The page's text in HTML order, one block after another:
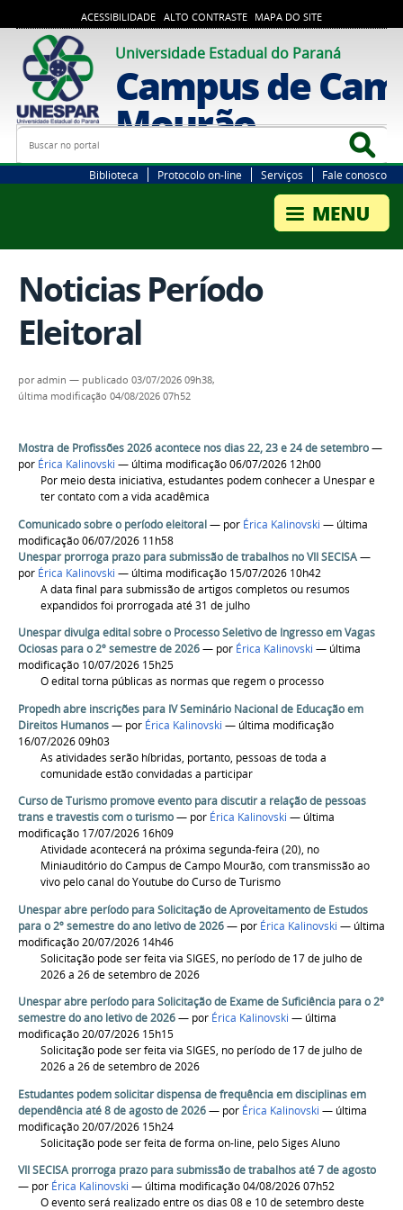
ACESSIBILIDADE ALTO CONTRASTE MAPA DO SITE
Universidade Estadual do Paraná
Campus de
Mourão
Busca
Biblioteca Protocolo on-line Serviços Fale conosco
Noticias Período
Eleitoral
poradmin — publicado 03/07/2026 09h38,
última modificação 04/08/2026 07h52
Mostra de Profissões 2026 acontece nos dias 22, 23 e 24 de setembro—
por Érica Kalinovski — última modificação 06/07/2026 12h00
Por meio desta iniciativa, estudantes podem conhecer a Unespar e
ter contato com a vida acadêmica
Comunicado sobre o período eleitoral— por Érica Kalinovski — última
modificação 06/07/2026 11h58
Unespar prorroga prazo para submissão de trabalhos no VII SECISA—
por Érica Kalinovski — última modificação 15/07/2026 10h42
A data final para submissão de artigos completos ou resumos
expandidos foi prorrogada até 31 de julho
Unespar divulga edital sobre o Processo Seletivo de Ingresso em Vagas
Ociosas para o 2º semestre de 2026— por Érica Kalinovski — última
modificação 10/07/2026 15h25
O edital torna públicas as normas que regem o processo
Propedh abre inscrições para IV Seminário Nacional de Educação em
Direitos Humanos— por Érica Kalinovski — última modificação
16/07/2026 09h03
As atividades serão híbridas, portanto, pessoas de toda a
comunidade estão convidadas a participar
Curso de Turismo promove evento para discutir a relação de pessoas
trans e travestis com o turismo— por Érica Kalinovski — última
modificação 17/07/2026 16h09
Atividade acontecerá na próxima segunda-feira (20), no
Miniauditório do Campus de Campo Mourão, com transmissão ao
vivo pelo canal do Youtube do Curso de Turismo
Unespar abre período para Solicitação de Aproveitamento de Estudos
para o 2º semestre do ano letivo de 2026— por Érica Kalinovski — última
modificação 20/07/2026 14h46
Solicitação pode ser feita via SIGES, no período de 17 de julho de
2026 a 26 de setembro de 2026
Unespar abre período para Solicitação de Exame de Suficiência para o 2º
semestre do ano letivo de 2026— por Érica Kalinovski — última
modificação 20/07/2026 15h15
Solicitação pode ser feita via SIGES, no período de 17 de julho de
2026 a 26 de setembro de 2026
Estudantes podem solicitar dispensa de frequência em disciplinas em
dependência até 8 de agosto de 2026— por Érica Kalinovski — última
modificação 20/07/2026 15h24
Solicitação pode ser feita de forma on-line, pelo Siges Aluno
VII SECISA prorroga prazo para submissão de trabalhos até 7 de agosto
— por Érica Kalinovski — última modificação 04/08/2026 07h52
O evento será realizado entre os dias 08 e 10 de setembro deste